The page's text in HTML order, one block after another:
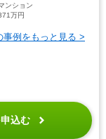
ンション
万円
事例をもっと見る >
込む